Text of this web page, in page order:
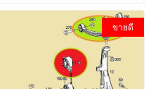
ขายดี